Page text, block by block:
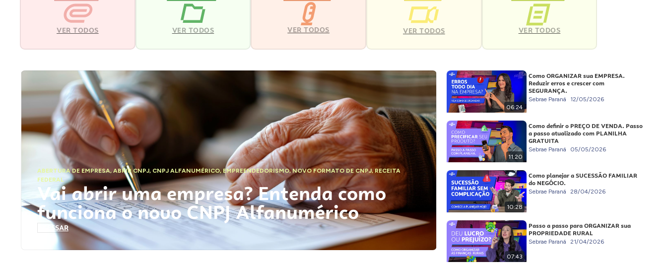
VER TODOS VER TODOS VER TODOS VER TODOS VER TODOS
ABERTURA DE EMPRESA,ABRIR CNPJ, CNPJ ALFANUMÉRICO, EMPREENDEDORISMO,NOVO FORMATO DE CNPJ,RECEITA
FEDERAL
Vai abrir uma empresa? Entenda como
funciona o novo CNPJ Alfanumérico
ACESSAR
06:24
Como ORGANIZAR sua EMPRESA.
Reduzir erros e crescer com
SEGURANÇA.
Sebrae Paraná 12/05/2026
11:20
Como definir o PREÇO DE VENDA. Passo
a passo atualizado com PLANILHA
GRATUITA
Sebrae Paraná 05/05/2026
10:28
Como planejar a SUCESSÃO FAMILIAR
do NEGÓCIO.
Sebrae Paraná 28/04/2026
07:43
Passo a passo para ORGANIZAR sua
PROPRIEDADE RURAL
Sebrae Paraná 21/04/2026